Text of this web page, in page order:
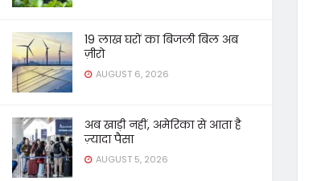
19 लाख घरों का बिजली बिल अब
ज़ीरो
AUGUST 6, 2026
अब खाड़ी नहीं, अमेरिका से आता है
ज़्यादा पैसा
AUGUST 5, 2026